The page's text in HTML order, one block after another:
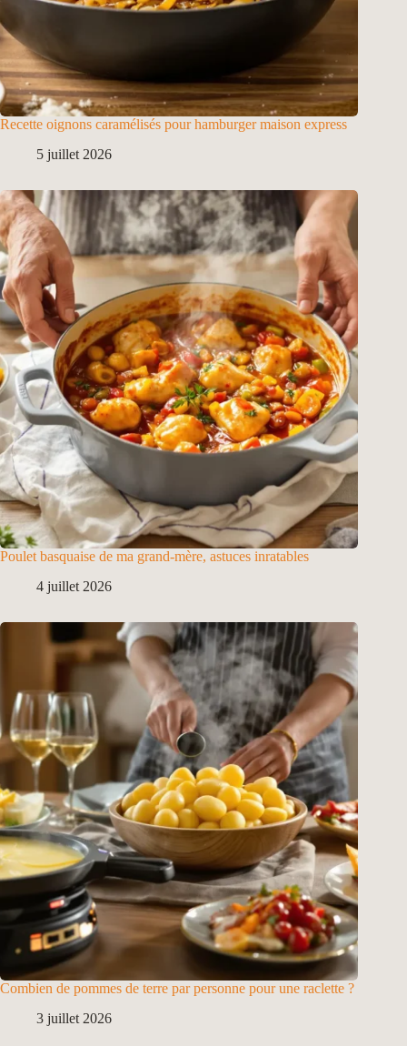
Recette oignons caramélisés pour hamburger maison express
5 juillet 2026
Poulet basquaise de ma grand-mère, astuces inratables
4 juillet 2026
Combien de pommes de terre par personne pour une raclette ?
3 juillet 2026